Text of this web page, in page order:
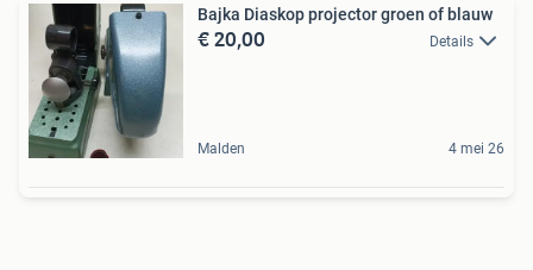
Bajka Diaskop projector groen of blauw
€ 20,00 Details
Malden 4 mei 26